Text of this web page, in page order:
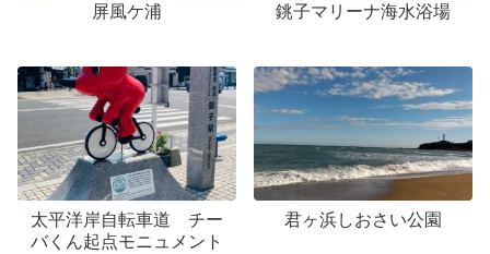
屏風ケ浦 銚子マリーナ海水浴場
太平洋岸自転車道 チー
バくん起点モニュメント
君ヶ浜しおさい公園